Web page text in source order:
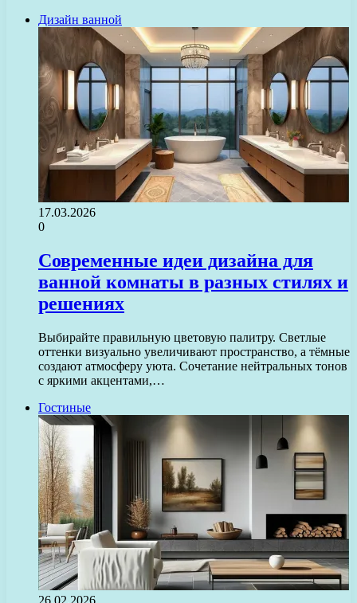
Дизайн ванной
17.03.2026
0
Современные идеи дизайна для
ванной комнаты в разных стилях и
решениях
Выбирайте правильную цветовую палитру. Светлые
оттенки визуально увеличивают пространство, а тёмные
создают атмосферу уюта. Сочетание нейтральных тонов
с яркими акцентами,…
Гостиные
26.02.2026